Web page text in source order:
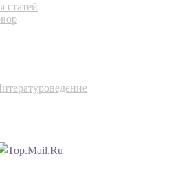
статей